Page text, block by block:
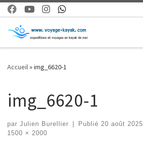
Skip to content
Accueil»img_6620-1
img_6620-1
par Julien Burellier Publié 20 août 2025
1500 × 2000